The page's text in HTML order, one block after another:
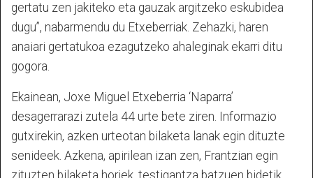
gertatu zen jakiteko eta gauzak argitzeko eskubidea
dugu”, nabarmendu du Etxeberriak. Zehazki, haren
anaiari gertatukoa ezagutzeko ahaleginak ekarri ditu
gogora.
Ekainean, Joxe Miguel Etxeberria ‘Naparra’
desagerrarazi zutela 44 urte bete ziren. Informazio
gutxirekin, azken urteotan bilaketa lanak egin dituzte
senideek. Azkena, apirilean izan zen, Frantzian egin